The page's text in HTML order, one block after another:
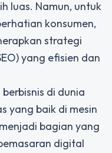
luas. Namun, untuk
konsumen,
strategi
yang efisien dan
di dunia
yang baik di mesin
bagian yang
digital